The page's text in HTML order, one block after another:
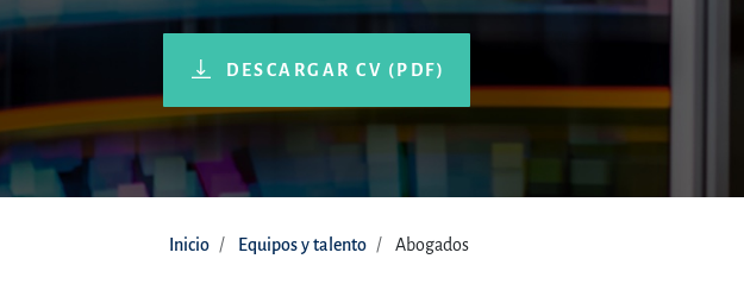
DESCARGAR CV (PDF)
Inicio Equipos y talento Abogados